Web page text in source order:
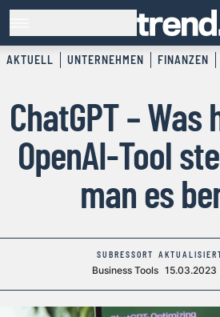
AKTUELL UNTERNEHMEN FINANZEN
ChatGPT –
OpenAI-Tool
man es
SUBRESSORT
Business Tools 15.03.2023